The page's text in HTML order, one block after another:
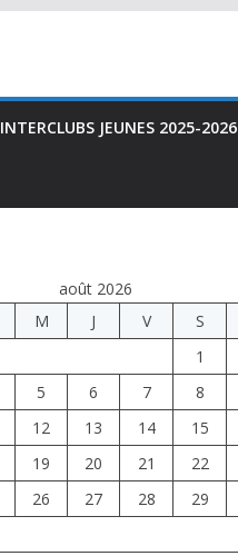
INTERCLUBS JEUNES 2025-2026
août 2026
M J V S
1
5 6 7 8
12 13 14 15
19 20 21 22
26 27 28 29